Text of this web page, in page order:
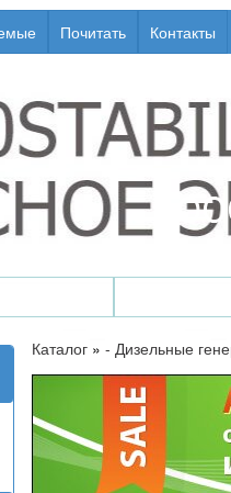
Почитать Контакты
Каталог » - Дизельные